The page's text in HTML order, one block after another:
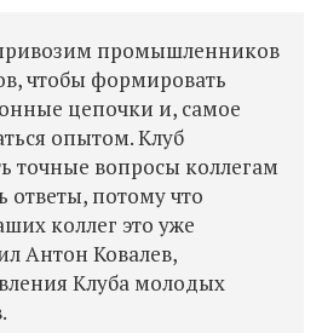
промышленников
чтобы формировать
цепочки и, самое
опытом. Клуб
точные вопросы коллегам
ответы, потому что
коллег это уже
Антон Ковалев,
Клуба молодых